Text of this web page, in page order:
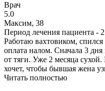
Врач
5.0
Максим, 38
Период лечения пациента -
Работаю вахтовиком, спился
оплата налом. Сначала 3
от тяги. Уже 2 месяца
хочет, чтобы бывшая жена
Читать полностью